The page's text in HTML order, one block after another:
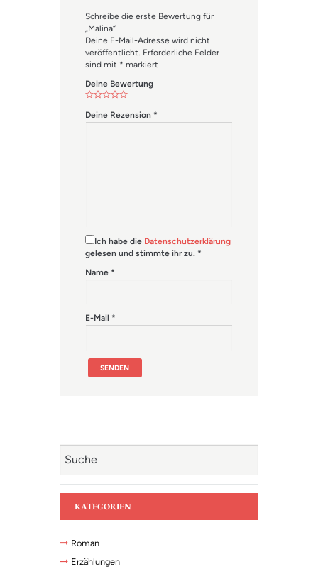
Schreibe die erste Bewertung für
„Malina“
Deine E-Mail-Adresse wird nicht
veröffentlicht. Erforderliche Felder
sind mit * markiert
Deine Bewertung
Deine Rezension *
Ich habe die Datenschutzerklärung
gelesen und stimmte ihr zu. *
Name *
E-Mail *
KATEGORIEN
Roman
Erzählungen